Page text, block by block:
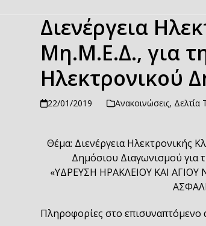
Διενέργεια
Μη.Μ.Ε.Δ., για
Ηλεκτρονικού
22/01/2019 Ανακοινώσεις, Δελτία
Θέμα: Διενέργεια Ηλεκτρονικής
Δημόσιου Διαγωνισμού για
«ΥΔΡΕΥΣΗ ΗΡΑΚΛΕΙΟΥ ΚΑΙ
Πληροφορίες στο επισυναπτόμενο